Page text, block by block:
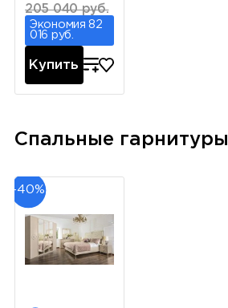
205 040 руб.
Экономия 82
016 руб.
Купить
Спальные гарнитуры
-40%